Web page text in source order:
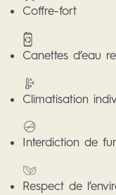
Coffre-fort
Canettes d’eau
Climatisation
Interdiction de
Respect de